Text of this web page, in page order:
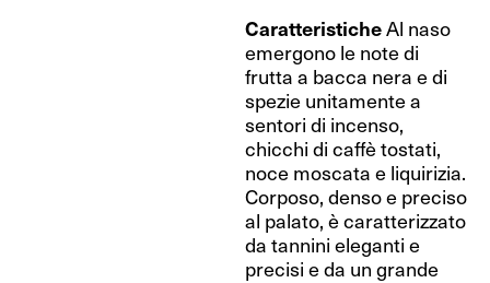
CaratteristicheAl naso
emergono le note di
frutta a bacca nera e di
spezie unitamente a
sentori di incenso,
chicchi di caffè tostati,
noce moscata e liquirizia.
Corposo, denso e preciso
al palato, è caratterizzato
da tannini eleganti e
precisi e da un grande